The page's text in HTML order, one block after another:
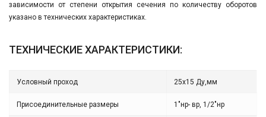
зависимости от степени открытия сечения по количеству оборотов
указано в технических характеристиках.
ТЕХНИЧЕСКИЕ ХАРАКТЕРИСТИКИ:
Условный проход 25х15 Ду,мм
Присоединительные размеры 1"нр- вр, 1/2"нр